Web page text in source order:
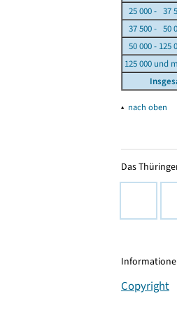
25 000 - 37
37 500 - 50
50 000 - 125
125 000 und
▴ nach oben
Das
Copyright